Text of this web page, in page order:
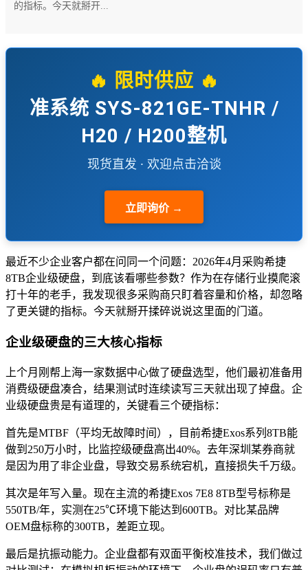
的指标。今天就掰开...
🔥 限时供应 🔥
准系统 SYS-821GE-TNHR /
H20 / H200整机
现货直发 · 欢迎点击洽谈
立即询价 →
最近不少企业客户都在问同一个问题：2026年4月采购希捷
8TB企业级硬盘，到底该看哪些参数？作为在存储行业摸爬滚
打十年的老手，我发现很多采购商只盯着容量和价格，却忽略
了更关键的指标。今天就掰开揉碎说说这里面的门道。
企业级硬盘的三大核心指标
上个月刚帮上海一家数据中心做了硬盘选型，他们最初准备用
消费级硬盘凑合，结果测试时连续读写三天就出现了掉盘。企
业级硬盘贵是有道理的，关键看三个硬指标：
首先是MTBF（平均无故障时间），目前希捷Exos系列8TB能
做到250万小时，比监控级硬盘高出40%。去年深圳某券商就
是因为用了非企业盘，导致交易系统宕机，直接损失千万级。
其次是年写入量。现在主流的希捷Exos 7E8 8TB型号标称是
550TB/年，实测在25℃环境下能达到600TB。对比某品牌
OEM盘标称的300TB，差距立现。
最后是抗振动能力。企业盘都有双面平衡校准技术，我们做过